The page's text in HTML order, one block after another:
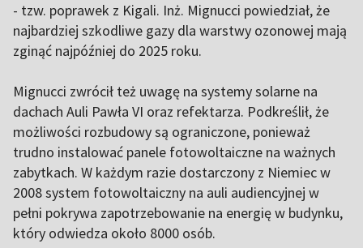
- tzw. poprawek z Kigali. Inż. Mignucci powiedział, że
najbardziej szkodliwe gazy dla warstwy ozonowej mają
zginąć najpóźniej do 2025 roku.
Mignucci zwrócił też uwagę na systemy solarne na
dachach Auli Pawła VI oraz refektarza. Podkreślił, że
możliwości rozbudowy są ograniczone, ponieważ
trudno instalować panele fotowoltaiczne na ważnych
zabytkach. W każdym razie dostarczony z Niemiec w
2008 system fotowoltaiczny na auli audiencyjnej w
pełni pokrywa zapotrzebowanie na energię w budynku,
który odwiedza około 8000 osób.